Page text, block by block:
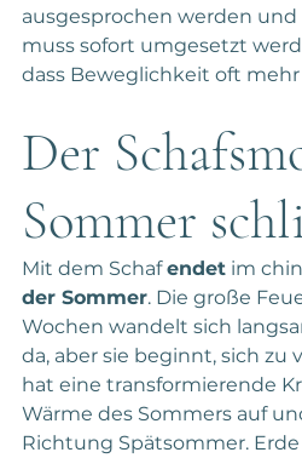
ausgesprochen werden
muss sofort umgesetzt
dass Beweglichkeit oft
Der
Sommer
Mit dem Schaf endet im
der Sommer. Die große
Wochen wandelt sich
da, aber sie beginnt, sich zu
hat eine transformierende
Wärme des Sommers auf
Richtung Spätsommer.